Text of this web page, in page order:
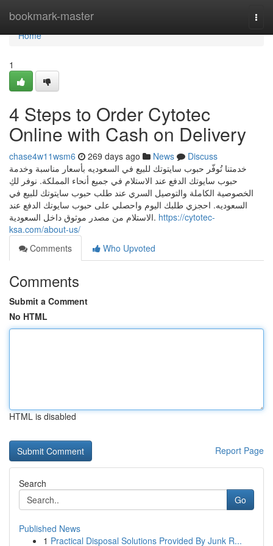
bookmark-master
Home
Home
1
4 Steps to Order Cytotec
Online with Cash on Delivery
chase4w11wsm6 269 days ago News
Discuss
خدمتنا تُوفّر حبوب سايتوتك للبيع في السعوديه بأسعار مناسبة وخدمة
حبوب سايوتك الدفع عند الاستلام في جميع أنحاء المملكة. نوفر لكِ
الخصوصية الكاملة والتوصيل السري عند طلب حبوب سايتوتك للبيع في
السعوديه. احجزي طلبك اليوم واحصلي على حبوب سايوتك الدفع عند
الاستلام من مصدر موثوق داخل السعودية. https://cytotec-
ksa.com/about-us/
Comments
Who Upvoted
Comments
Submit a Comment
No HTML
HTML is disabled
Report Page
Search
Go
Published News
1 Practical Disposal Solutions Provided By Junk R...